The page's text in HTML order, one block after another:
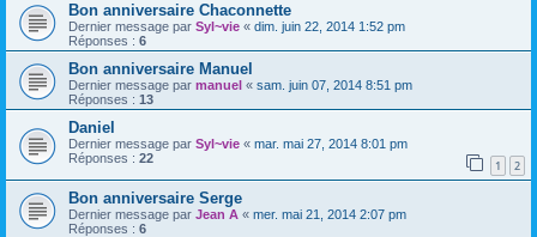
Bon anniversaire Chaconnette
Dernier message par Syl~vie « dim. juin 22, 2014 1:52 pm
Réponses : 6
Bon anniversaire Manuel
Dernier message par manuel « sam. juin 07, 2014 8:51 pm
Réponses : 13
Daniel
Dernier message par Syl~vie « mar. mai 27, 2014 8:01 pm
Réponses : 22 1 2
Bon anniversaire Serge
Dernier message par Jean A « mer. mai 21, 2014 2:07 pm
Réponses : 6